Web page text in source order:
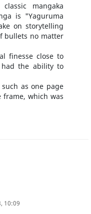
mangaka
is "Yaguruma
on storytelling
bullets no matter
finesse close to
the ability to
as one page
which was
10:09